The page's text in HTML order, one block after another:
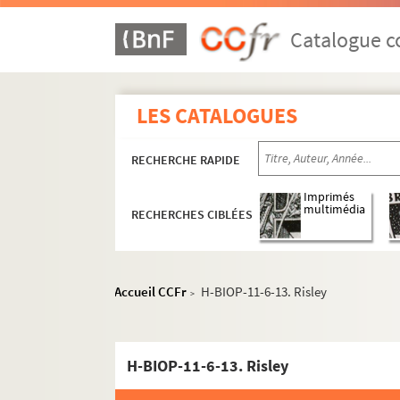
Catalogue
LES CATALOGUES
RECHERCHE RAPIDE
RECHERCHES CIBLÉES
Imprimés
multimédia
Accueil CCFr > H-BIOP-11-6-13. Risley
H-BIOP-11-6-13. Risley
H-BIOP-9. Portraits de personnages du
H-BIOP-11-1. Comédiens et sportifs
H-BIOP-11-2. Comédiens et sportifs